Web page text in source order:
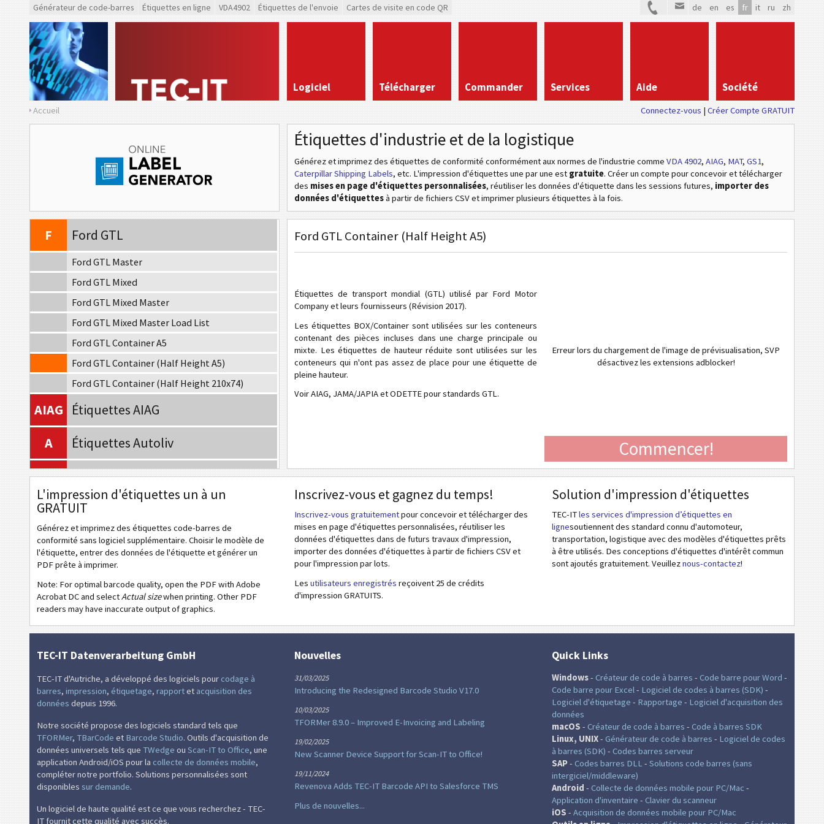
Générateur de code-barres Étiquettes en ligne VDA4902 Étiquettes de l'envoie Cartes de visite en code QR de en es fr it ru zh
Logiciel Télécharger Commander Services Aide Société
Accueil Connectez-vous Créer Compte GRATUIT
Étiquettes d'industrie et de la logistique
Générez et imprimez des étiquettes de conformité conformément aux normes de l'industrie comme VDA 4902, AIAG, MAT, GS1,
Caterpillar Shipping Labels, etc. L'impression d'étiquettes une par une est gratuite. Créer un compte pour concevoir et télécharger
des mises en page d'étiquettes personnalisées, réutiliser les données d'étiquette dans les sessions futures, importer des
données d'étiquettesà partir de fichiers CSV et imprimer plusieurs étiquettes à la fois.
VDA 4992
F
Ford GTL
Ford GTL Master
Ford GTL Mixed
Ford GTL Mixed Master
Ford GTL Mixed Master Load List
Ford GTL Container A5
Ford GTL Container (Half Height A5)
Ford GTL Container (Half Height 210x74)
AIAG
Étiquettes AIAG
A
Étiquettes Autoliv
VW
Volkswagen GTL
GM
General Motors
CAT
Caterpillar
GS1
Étiquettes GS1
O
Odette
B
BOSCH
MAT
Étiquettes MAT
LTO
Étiquettes LTO
I
Étiquettes d'inventaire
NF
Nutrition Labels
Ford GTL Container (Half Height A5)
Étiquettes de transport mondial (GTL) utilisé par Ford Motor
Company et leurs fournisseurs (Révision 2017).
Les étiquettes BOX/Container sont utilisées sur les conteneurs
contenant des pièces incluses dans une charge principale ou
mixte. Les étiquettes de hauteur réduite sont utilisées sur les
conteneurs qui n'ont pas assez de place pour une étiquette de
pleine hauteur.
Voir AIAG, JAMA/JAPIA et ODETTE pour standards GTL.
Erreur lors du chargement de l'image de prévisualisation, SVP
désactivez les extensions adblocker!
Commencer!
L'impression d'étiquettes un à un
GRATUIT
Générez et imprimez des étiquettes code-barres de
conformité sans logiciel supplémentaire. Choisir le modèle de
l'étiquette, entrer des données de l'étiquette et générer un
PDF prête à imprimer.
Note: For optimal barcode quality, open the PDF with Adobe
Acrobat DC and selectActual sizewhen printing. Other PDF
readers may have inaccurate output of graphics.
Inscrivez-vous et gagnez du temps!
Inscrivez-vous gratuitementpour concevoir et télécharger des
mises en page d'étiquettes personnalisées, réutiliser les
données d'étiquettes dans de futurs travaux d'impression,
importer des données d'étiquettes à partir de fichiers CSV et
pour l'impression par lots.
Les utilisateurs enregistrés reçoivent 25 de crédits
d'impression GRATUITS.
Solution d'impression d'étiquettes
TEC-ITles services d'impression d’étiquettes en
lignesoutiennent des standard connu d'automoteur,
transportation, logistique avec des modèles d'étiquettes prêts
à être utilisés. Des conceptions d'étiquettes d'intérêt commun
sont ajoutés gratuitement. Veuilleznous-contactez!
TEC-IT Datenverarbeitung GmbH
TEC-IT d'Autriche, a développé des logiciels pour codage à
barres, impression, étiquetage, rapportet acquisition des
données depuis 1996.
Notre société propose des logiciels standard tels que
TFORMer, TBarCode et Barcode Studio. Outils d'acquisition de
données universels tels que TWedge ou Scan-IT to Office, une
application Android/iOS pour la collecte de données mobile,
compléter notre portfolio. Solutions personnalisées sont
disponibles sur demande.
Un logiciel de haute qualité est ce que vous recherchez - TEC-
IT fournit cette qualité avec succès.
Nouvelles
31/03/2025
Introducing the Redesigned Barcode Studio V17.0
10/03/2025
TFORMer 8.9.0 – Improved E-Invoicing and Labeling
19/02/2025
New Scanner Device Support for Scan-IT to Office!
19/11/2024
Revenova Adds TEC-IT Barcode API to Salesforce TMS
Plus de nouvelles...
Quick Links
Windows- Créateur de code à barres - Code barre pour Word -
Code barre pour Excel- Logiciel de codes à barres (SDK) -
Logiciel d'étiquetage - Rapportage - Logiciel d'acquisition des
données
macOS - Créateur de code à barres - Code à barres SDK
Linux, UNIX- Générateur de code à barres - Logiciel de codes
à barres (SDK) - Codes barres serveur
SAP- Codes barres DLL- Solutions code barres (sans
intergiciel/middleware)
Android - Collecte de données mobile pour PC/Mac -
Application d'inventaire - Clavier du scanneur
iOS - Acquisition de données mobile pour PC/Mac